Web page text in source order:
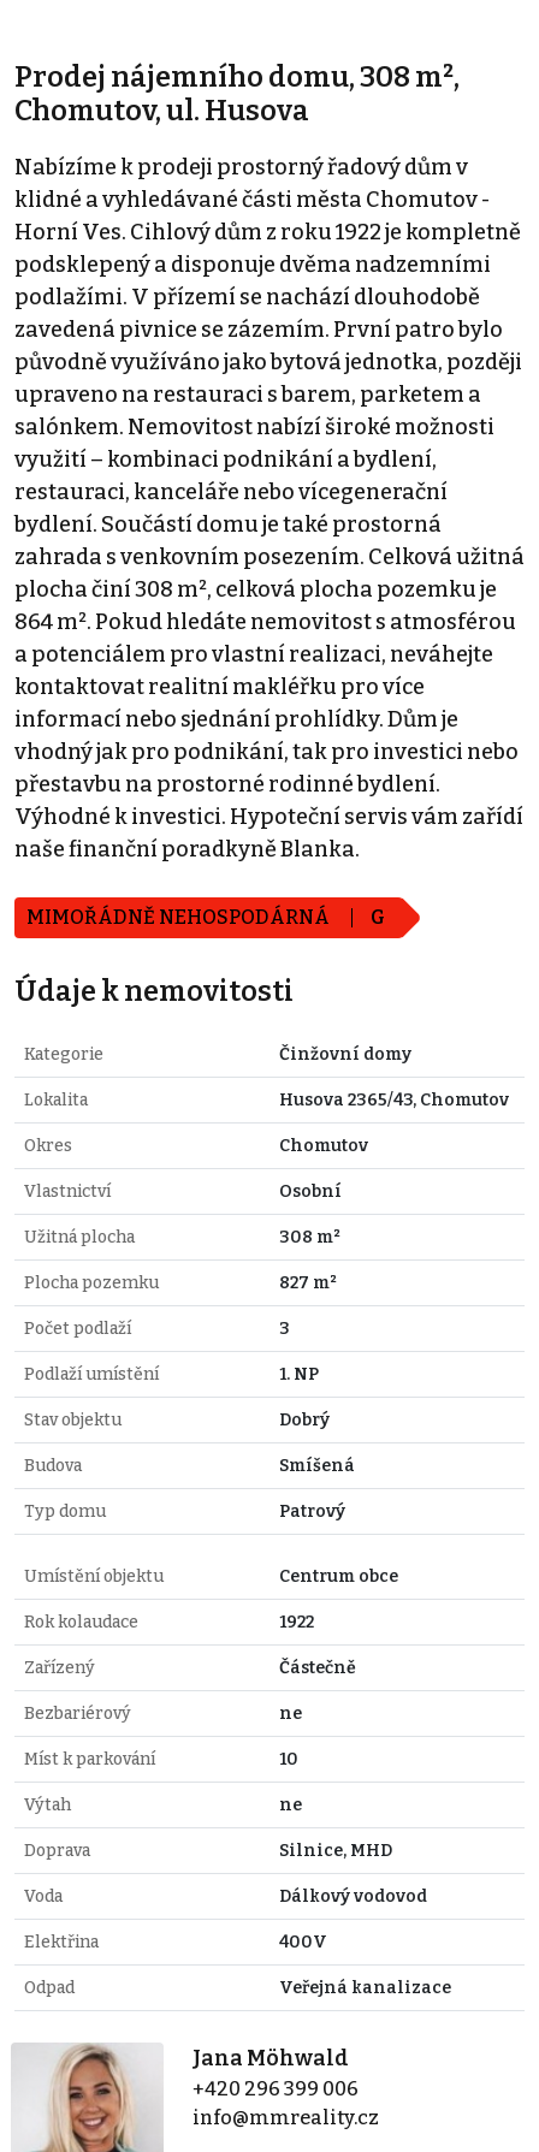
Prodej nájemního domu, 308 m²,
Chomutov, ul. Husova
Nabízíme k prodeji prostorný řadový dům v
klidné a vyhledávané části města Chomutov -
Horní Ves. Cihlový dům z roku 1922 je kompletně
podsklepený a disponuje dvěma nadzemními
podlažími. V přízemí se nachází dlouhodobě
zavedená pivnice se zázemím. První patro bylo
původně využíváno jako bytová jednotka, později
upraveno na restauraci s barem, parketem a
salónkem. Nemovitost nabízí široké možnosti
využití – kombinaci podnikání a bydlení,
restauraci, kanceláře nebo vícegenerační
bydlení. Součástí domu je také prostorná
zahrada s venkovním posezením. Celková užitná
plocha činí 308 m², celková plocha pozemku je
864 m². Pokud hledáte nemovitost s atmosférou
a potenciálem pro vlastní realizaci, neváhejte
kontaktovat realitní makléřku pro více
informací nebo sjednání prohlídky. Dům je
vhodný jak pro podnikání, tak pro investici nebo
přestavbu na prostorné rodinné bydlení.
Výhodné k investici. Hypoteční servis vám zařídí
naše finanční poradkyně Blanka.
MIMOŘÁDNĚ NEHOSPODÁRNÁ G
Údaje k nemovitosti
Kategorie Činžovní domy
Lokalita Husova 2365/43, Chomutov
Okres Chomutov
Vlastnictví Osobní
Užitná plocha 308 m²
Plocha pozemku 827 m²
Počet podlaží 3
Podlaží umístění 1. NP
Stav objektu Dobrý
Budova Smíšená
Typ domu Patrový
Umístění objektu Centrum obce
Rok kolaudace 1922
Zařízený Částečně
Bezbariérový ne
Míst k parkování 10
Výtah ne
Doprava Silnice, MHD
Voda Dálkový vodovod
Elektřina 400V
Odpad Veřejná kanalizace
Jana Möhwald
+420 296 399 006
info@mmreality.cz